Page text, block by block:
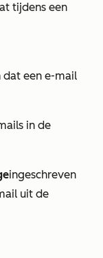
tijdens een
dat een e-mail
in de
ingeschreven
uit de